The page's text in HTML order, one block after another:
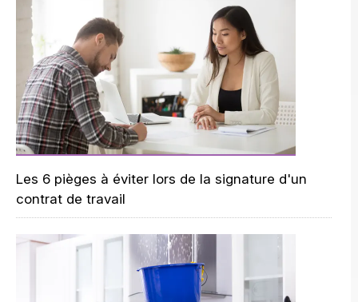
Les 6 pièges à éviter lors de la signature d'un
contrat de travail